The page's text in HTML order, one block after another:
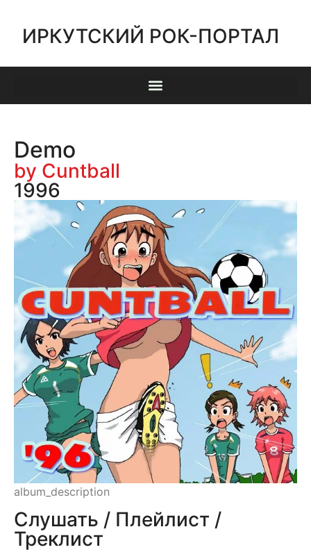
ИРКУТСКИЙ РОК-ПОРТАЛ
Demo
by Cuntball
1996
album_description
Слушать / Плейлист /
Треклист